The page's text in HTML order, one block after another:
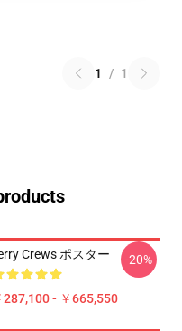
1 / 1
Crews ポスター
287,100 - ￥665,550
-20%